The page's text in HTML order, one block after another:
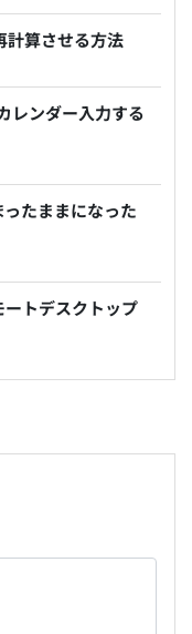
算させる方法
ンダー入力する
たままになった
トデスクトップ